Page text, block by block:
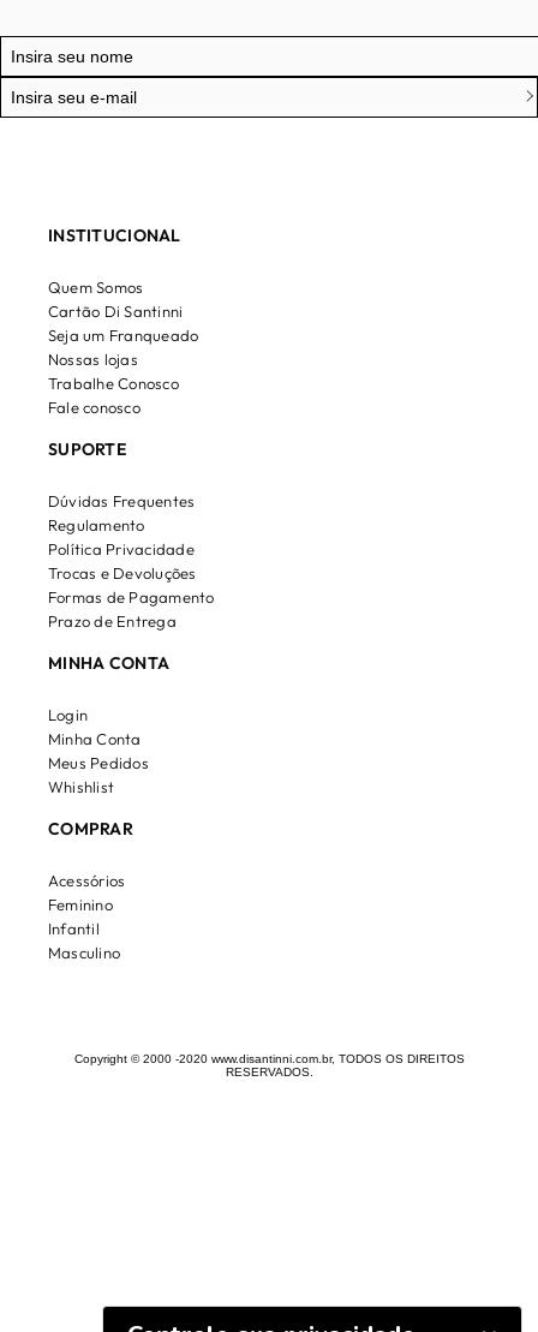
INSTITUCIONAL
Quem Somos
Cartão Di Santinni
Seja um Franqueado
Nossas lojas
Trabalhe Conosco
Fale conosco
SUPORTE
Dúvidas Frequentes
Regulamento
Política Privacidade
Trocas e Devoluções
Formas de Pagamento
Prazo de Entrega
MINHA CONTA
Login
Minha Conta
Meus Pedidos
Whishlist
COMPRAR
Acessórios
Feminino
Infantil
Masculino
Copyright © 2000 -2020 www.disantinni.com.br, TODOS OS DIREITOS
RESERVADOS.